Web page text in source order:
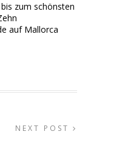
zum schönsten
auf Mallorca
NEXT POST